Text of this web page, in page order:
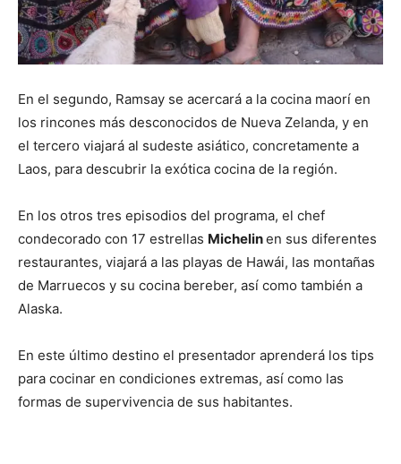
En el segundo, Ramsay se acercará a la cocina maorí en
los rincones más desconocidos de Nueva Zelanda, y en
el tercero viajará al sudeste asiático, concretamente a
Laos, para descubrir la exótica cocina de la región.
En los otros tres episodios del programa, el chef
condecorado con 17 estrellas Michelinen sus diferentes
restaurantes, viajará a las playas de Hawái, las montañas
de Marruecos y su cocina bereber, así como también a
Alaska.
En este último destino el presentador aprenderá los tips
para cocinar en condiciones extremas, así como las
formas de supervivencia de sus habitantes.